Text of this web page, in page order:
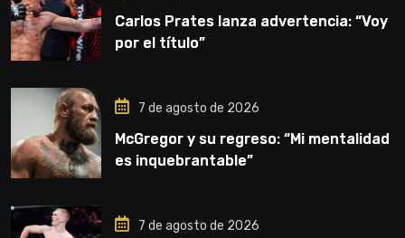
Carlos Prates lanza advertencia: “Voy
por el título”
7 de agosto de 2026
McGregor y su regreso: “Mi mentalidad
es inquebrantable”
7 de agosto de 2026